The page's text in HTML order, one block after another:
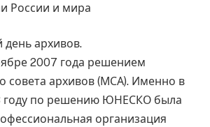
России и мира
архивов.
2007 года решением
совета архивов (МСА). Именно в
году по решению ЮНЕСКО была
организация